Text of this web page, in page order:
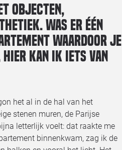
objecten,
Was er één
waardoor je
kan ik iets van
het al in de hal van het
stenen muren, de Parijse
letterlijk voelt: dat raakte me
binnenkwam, zag ik de